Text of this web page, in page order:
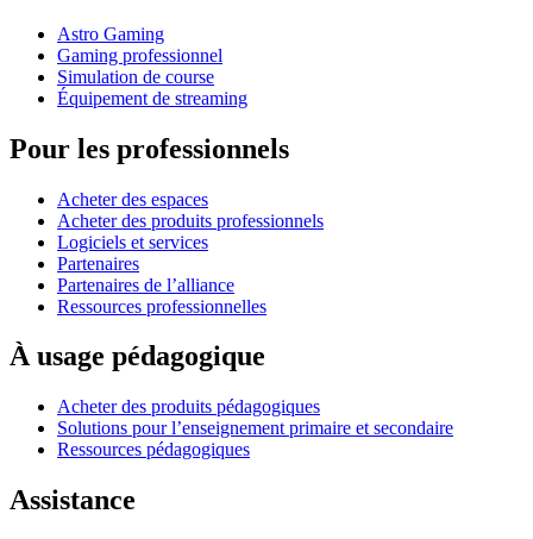
Astro Gaming
Gaming professionnel
Simulation de course
Équipement de streaming
Pour les professionnels
Acheter des espaces
Acheter des produits professionnels
Logiciels et services
Partenaires
Partenaires de l’alliance
Ressources professionnelles
À usage pédagogique
Acheter des produits pédagogiques
Solutions pour l’enseignement primaire et secondaire
Ressources pédagogiques
Assistance